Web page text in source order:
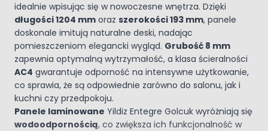
idealnie wpisując się w nowoczesne wnętrza. Dzięki
długości 1204 mm oraz szerokości 193 mm, panele
doskonale imitują naturalne deski, nadając
pomieszczeniom elegancki wygląd. Grubość 8 mm
zapewnia optymalną wytrzymałość, a klasa ścieralności
AC4 gwarantuje odporność na intensywne użytkowanie,
co sprawia, że są odpowiednie zarówno do salonu, jak i
kuchni czy przedpokoju.
Panele laminowane Yildiz Entegre Golcuk wyróżniają się
wodoodpornością, co zwiększa ich funkcjonalność w